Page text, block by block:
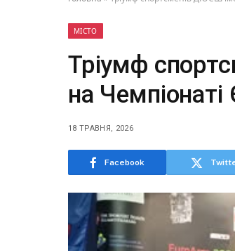
МІСТО
Тріумф
на
18 ТРАВНЯ, 2026
Facebook